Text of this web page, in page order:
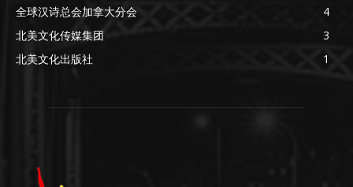
全球汉诗总会加拿大分会
4
北美文化传媒集团
3
北美文化出版社
1